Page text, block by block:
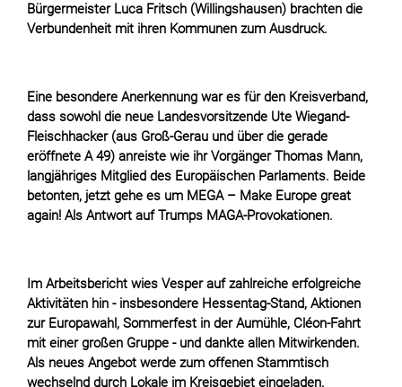
Bürgermeister Luca Fritsch (Willingshausen) brachten die
Verbundenheit mit ihren Kommunen zum Ausdruck.
Eine besondere Anerkennung war es für den Kreisverband,
dass sowohl die neue Landesvorsitzende Ute Wiegand-
Fleischhacker (aus Groß-Gerau und über die gerade
eröffnete A 49) anreiste wie ihr Vorgänger Thomas Mann,
langjähriges Mitglied des Europäischen Parlaments. Beide
betonten, jetzt gehe es um MEGA – Make Europe great
again! Als Antwort auf Trumps MAGA-Provokationen.
Im Arbeitsbericht wies Vesper auf zahlreiche erfolgreiche
Aktivitäten hin - insbesondere Hessentag-Stand, Aktionen
zur Europawahl, Sommerfest in der Aumühle, Cléon-Fahrt
mit einer großen Gruppe - und dankte allen Mitwirkenden.
Als neues Angebot werde zum offenen Stammtisch
wechselnd durch Lokale im Kreisgebiet eingeladen.